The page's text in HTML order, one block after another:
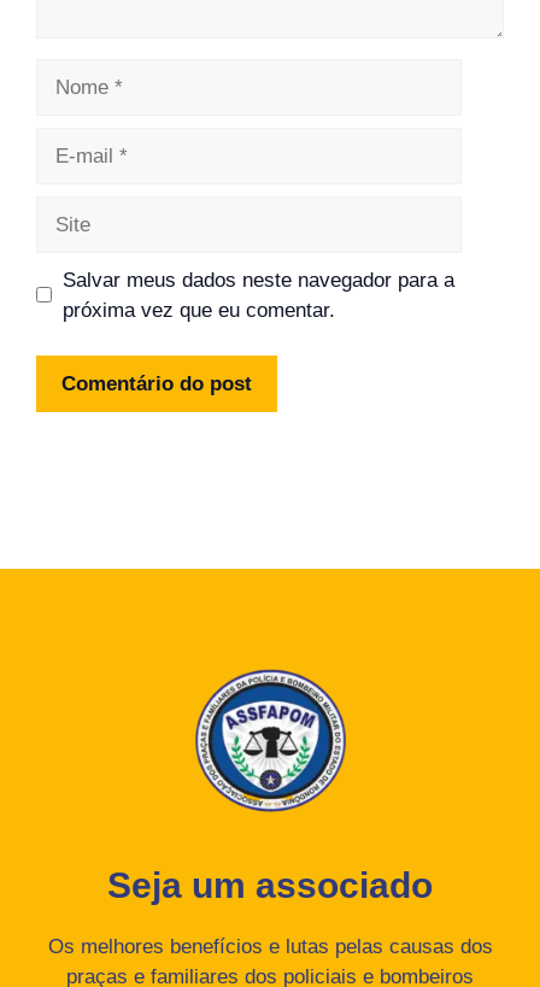
Salvar meus dados neste navegador para a
próxima vez que eu comentar.
Seja um associado
Os melhores benefícios e lutas pelas causas dos
praças e familiares dos policiais e bombeiros